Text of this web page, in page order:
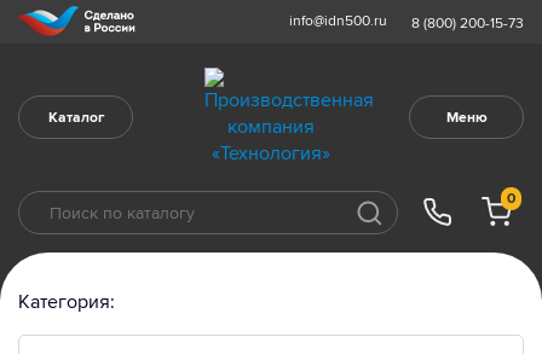
info@idn500.ru 8 (800) 200-15-73
Каталог Меню
0
Категория: